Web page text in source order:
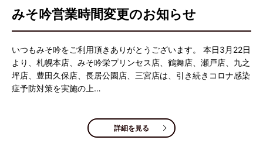
みそ吟営業時間変更のお知らせ
いつもみそ吟をご利用頂きありがとうございます。 本日3月22日
より、札幌本店、みそ吟栄プリンセス店、鶴舞店、瀬戸店、九之
坪店、豊田久保店、長居公園店、三宮店は、引き続きコロナ感染
症予防対策を実施の上…
詳細を見る